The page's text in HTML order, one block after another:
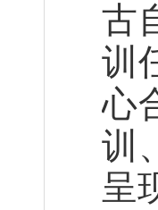
古
训
心
训
呈